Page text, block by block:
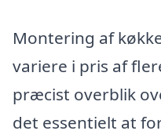
Montering af
variere i pris af
præcist overblik
det essentielt at